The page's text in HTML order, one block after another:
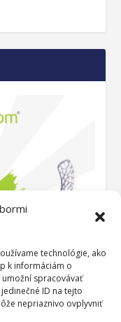
technológie, ako
k informáciám o
spracovávať
ID na tejto
nepriaznivo ovplyvniť